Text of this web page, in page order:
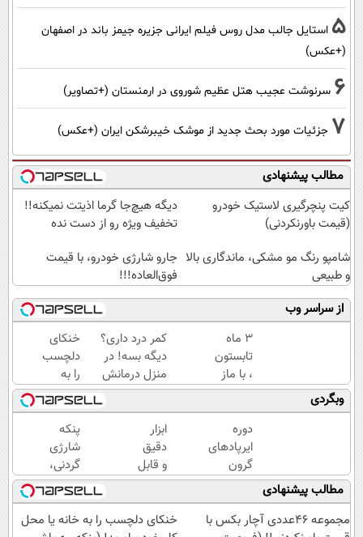
5 استایل جالب مدل روس فیلم ایرانی جزیره جیمز باند در اصفهان
(+عکس)
6 سرنوشت عجیب هتل عظیم شوروی در ارمنستان (+تصاویر)
7 جزئیات مورد بحث جدید از موشک خیبرشکن ایران (+عکس)
مطالب پیشنهادی
کیت پنچرگیری لاستیک خودرو
(قیمت باورنکردنی)
دیگه هیچ‌جا گرما اذیتت نمیکنه!!
تخفیف ویژه رو از دست نده
شامپو رنگ مو مشکی، ماندگاری بالا
و طبیعی
جارو شارژی خودرو، با قیمت
فوق‌العاده!!!
از سراسر وب
3 ماه
تابستون
، با ماز
تو یک
ماه
جمع
میشه
😍
کمر درد داری؟
دیگه بسه! در
منزل درمانش
کن
(◀پرسش‌نامه)
خنکای
دلچسب
را به
خانه یا
محل
کار خود
بیاورید!
(پنکه
مه پاش
رومیزی)
وبگردی
دوره
ایرپاد‌های
گرون
قیمت
گذشته!
ایرپاد
ابزار
دقیق
و قابل
اعتماد
برای
اندازه
پنکه
شارژی
گردنی،
با
قیمت
باور
مطالب پیشنهادی
مجموعه ۴۶عددی آچار بکس با
خنکای دلچسب را به خانه یا محل